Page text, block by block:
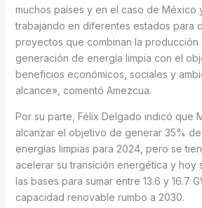
muchos países y en el caso de México
trabajando en diferentes estados para
proyectos que combinan la producción
generación de energía limpia con el
beneficios económicos, sociales y
alcance», comentó Amezcua.
Por su parte, Félix Delgado indicó que
alcanzar el objetivo de generar 35%
energías limpias para 2024, pero se
acelerar su transición energética y hoy
las bases para sumar entre 13.6 y 16.7
capacidad renovable rumbo a 2030.